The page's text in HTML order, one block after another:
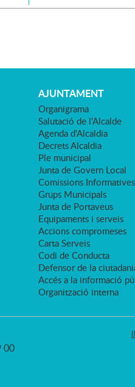
AJUNTAMENT
Organigrama
Salutació de l'Alcalde
Agenda d'Alcaldia
Decrets Alcaldia
Ple municipal
Junta de Govern Local
Comissions Informatives
Grups Municipals
Junta de Portaveus
Equipaments i serveis
Accions compromeses
Carta Serveis
Codi de Conducta
Defensor de la
Accés a la informació
Organització interna
00